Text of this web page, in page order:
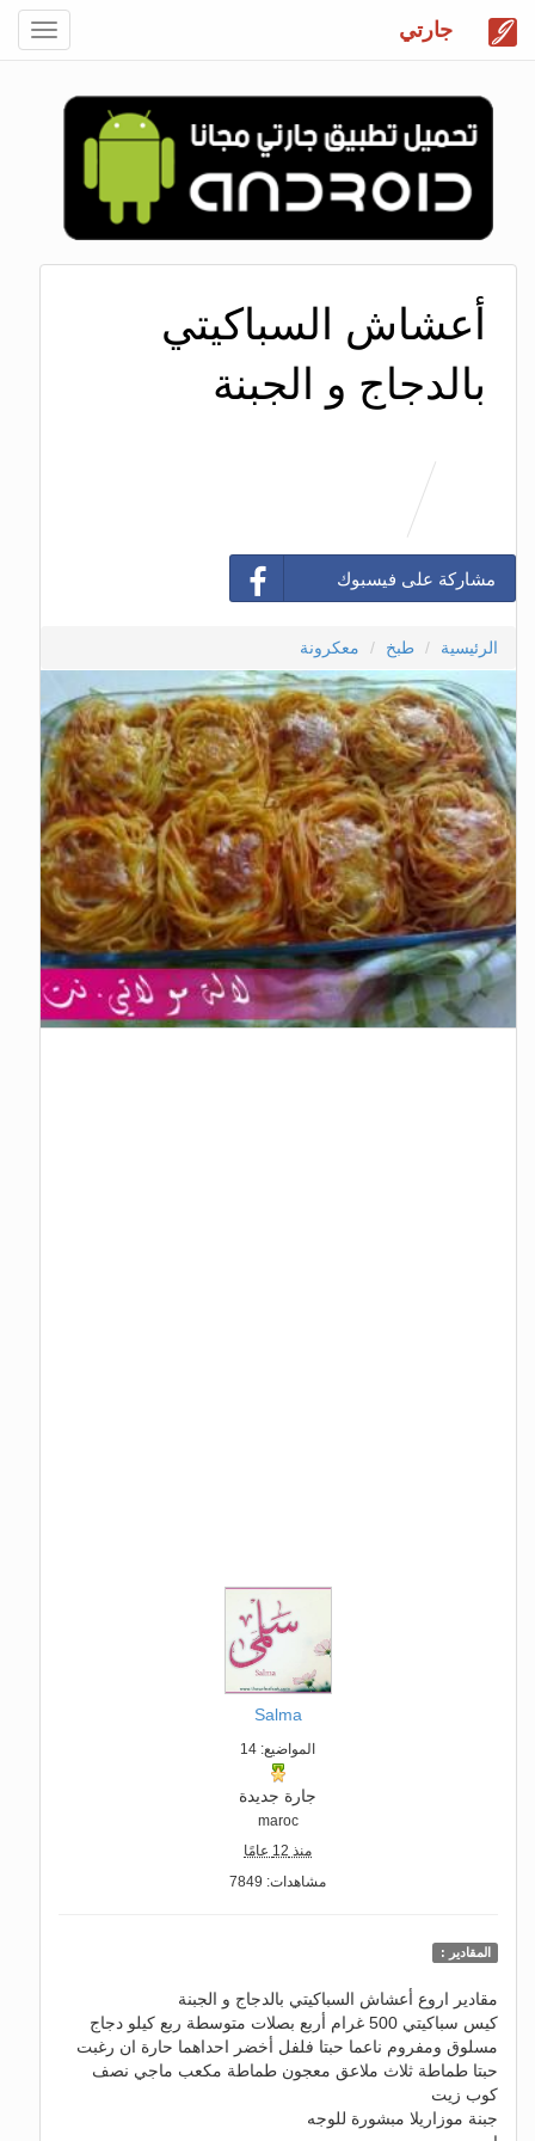
جارتي
أعشاش السباكيتي
بالدجاج و الجبنة
مشاركة على فيسبوك
الرئيسية طبخ معكرونة
Salma
المواضيع: 14
جارة جديدة
maroc
منذ 12 عامًا
مشاهدات: 7849
المقادير :
مقادير اروع أعشاش السباكيتي بالدجاج و الجبنة
كيس سباكيتي 500 غرام أربع بصلات متوسطة ربع كيلو دجاج
مسلوق ومفروم ناعما حبتا فلفل أخضر احداهما حارة ان رغبت
حبتا طماطة ثلاث ملاعق معجون طماطة مكعب ماجي نصف
كوب زيت
جبنة موزاريلا مبشورة للوجه